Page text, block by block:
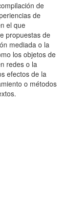
de
de
el que
propuestas de
mediada o la
los objetos de
redes o la
efectos de la
o métodos